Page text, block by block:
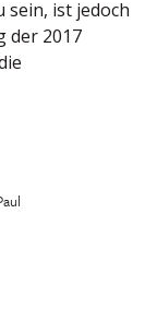
ist jedoch
der 2017